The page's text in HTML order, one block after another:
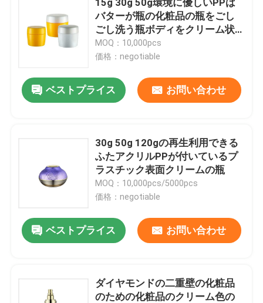
バターが瓶の化粧品の瓶をごし
ごし洗う瓶ボディをクリーム状
にする
MOQ：10,000pcs
価格：negotiable
ベストプライス お問い合わせ
30g 50g 120gの再生利用できる
ふたアクリルPPが付いているプ
ラスチック表面クリームの瓶
MOQ：10,000pcs/5000pcs
価格：negotiable
ベストプライス お問い合わせ
ダイヤモンドの二重壁の化粧品
のための化粧品のクリーム色の